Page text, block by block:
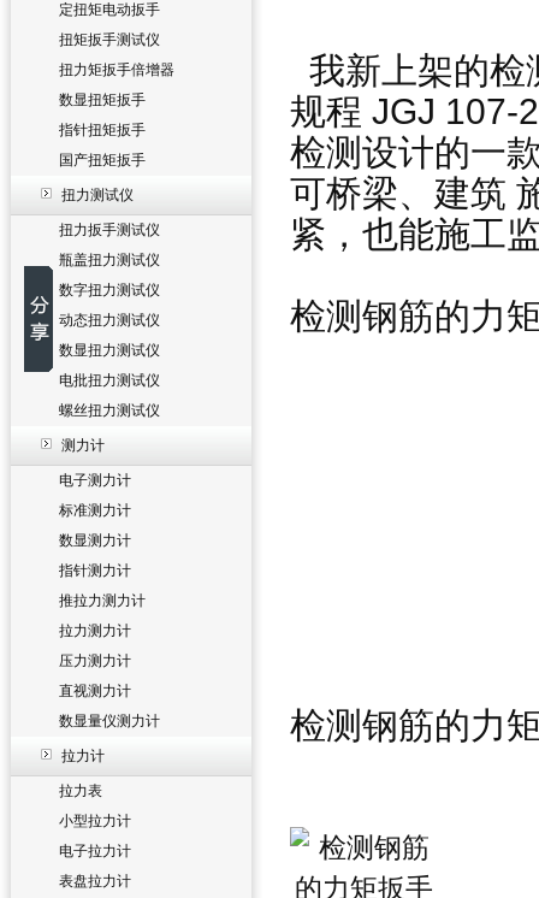
定扭矩电动扳手
扭矩扳手测试仪
扭力矩扳手倍增器
数显扭矩扳手
指针扭矩扳手
国产扭矩扳手
扭力测试仪
扭力扳手测试仪
瓶盖扭力测试仪
数字扭力测试仪
动态扭力测试仪
数显扭力测试仪
电批扭力测试仪
螺丝扭力测试仪
测力计
电子测力计
标准测力计
数显测力计
指针测力计
推拉力测力计
拉力测力计
压力测力计
直视测力计
数显量仪测力计
拉力计
拉力表
小型拉力计
电子拉力计
表盘拉力计
我新上架的检
规程 JGJ 107-
检测设计的一
可桥梁、建筑
紧，也能施工
检测钢筋的力
检测钢筋的力